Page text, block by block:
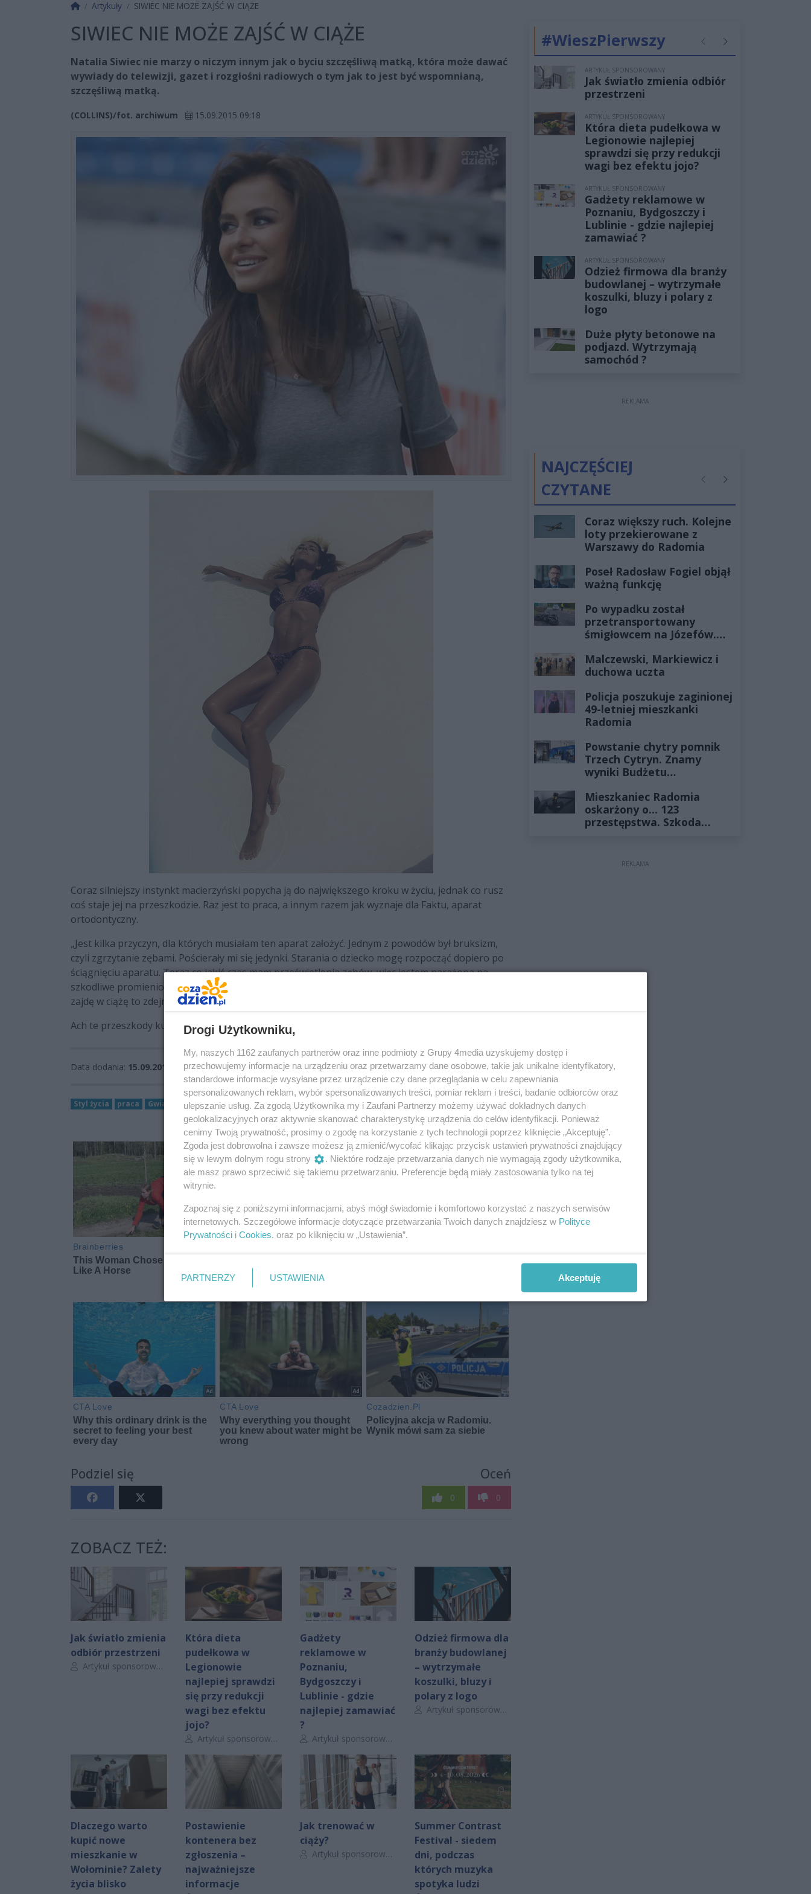
Strona główna
Artykuły SIWIEC NIE MOŻE ZAJŚĆ W CIĄŻE
SIWIEC NIE MOŻE ZAJŚĆ W CIĄŻE
Natalia Siwiec nie marzy o niczym innym jak o byciu szczęśliwą matką, która może dawać
wywiady do telewizji, gazet i rozgłośni radiowych o tym jak to jest być wspomnianą,
szczęśliwą matką.
(COLLINS)/fot. archiwum 15.09.2015 09:18
Coraz silniejszy instynkt macierzyński popycha ją do największego kroku w życiu, jednak co rusz
coś staje jej na przeszkodzie. Raz jest to praca, a innym razem jak wyznaje dla Faktu, aparat
ortodontyczny.
„Jest kilka przyczyn, dla których musiałam ten aparat założyć. Jednym z powodów był bruksizm,
czyli zgrzytanie zębami. Pościerały mi się jedynki. Starania o dziecko mogę rozpocząć dopiero po
ściągnięciu aparatu. Teraz co jakiś czas mam prześwietlenia zębów, więc jestem narażona na
szkodliwe promieniowanie. To mogłoby zaszkodzić dziecku dopiero za 7 miesięcy. Jeśli wcześniej
zajdę w ciążę to zdejmę aparat wcześniej, bo zdrowie dziecka jest najważniejsze”
Ach te przeszkody ku macierzyństwu.
Data dodania: 15.09.2015 09:18
Styl życia praca Gwiazdy macierzyństwo Siwiec natalia ortodontyczny
Podziel się Oceń
0 0
ZOBACZ TEŻ:
Jak światło zmienia
odbiór przestrzeni
Autor artykułu:
Artykuł sponsorowany
Która dieta
pudełkowa w
Legionowie
najlepiej sprawdzi
się przy redukcji
wagi bez efektu
jojo?
Autor artykułu:
Artykuł sponsorowany
Gadżety
reklamowe w
Poznaniu,
Bydgoszczy i
Lublinie - gdzie
najlepiej zamawiać
?
Autor artykułu:
Artykuł sponsorowany
Odzież firmowa dla
branży budowlanej
– wytrzymałe
koszulki, bluzy i
polary z logo
Autor artykułu:
Artykuł sponsorowany
Dlaczego warto
kupić nowe
mieszkanie w
Wołominie? Zalety
życia blisko
Postawienie
kontenera bez
zgłoszenia –
najważniejsze
informacje
Jak trenować w
ciąży?
Autor artykułu:
Artykuł sponsorowany
Summer Contrast
Festival - siedem
dni, podczas
których muzyka
spotyka ludzi
#WieszPierwszy PoprzednieNastępne
ARTYKUŁ SPONSOROWANY
Jak światło zmienia odbiór
przestrzeni
ARTYKUŁ SPONSOROWANY
Która dieta pudełkowa w
Legionowie najlepiej
sprawdzi się przy redukcji
wagi bez efektu jojo?
ARTYKUŁ SPONSOROWANY
Gadżety reklamowe w
Poznaniu, Bydgoszczy i
Lublinie - gdzie najlepiej
zamawiać ?
ARTYKUŁ SPONSOROWANY
Odzież firmowa dla branży
budowlanej – wytrzymałe
koszulki, bluzy i polary z
logo
Duże płyty betonowe na
podjazd. Wytrzymają
samochód ?
REKLAMA
NAJCZĘŚCIEJ
CZYTANE
PoprzednieNastępne
Coraz większy ruch. Kolejne
loty przekierowane z
Warszawy do Radomia
Poseł Radosław Fogiel objął
ważną funkcję
Po wypadku został
przetransportowany
śmigłowcem na Józefów.
żyłach
Malczewski, Markiewicz i
duchowa uczta
Policja poszukuje zaginionej
49-letniej mieszkanki
Radomia
Powstanie chytry pomnik
Trzech Cytryn. Znamy
wyniki Budżetu
Mieszkaniec Radomia
oskarżony o... 123
przestępstwa. Szkoda
REKLAMA
Drogi Użytkowniku,
My, naszych 1162 zaufanych partnerów oraz inne podmioty z Grupy 4media uzyskujemy dostęp i
przechowujemy informacje na urządzeniu oraz przetwarzamy dane osobowe, takie jak unikalne identyfikatory,
standardowe informacje wysyłane przez urządzenie czy dane przeglądania w celu zapewniania
spersonalizowanych reklam, wybór spersonalizowanych treści, pomiar reklam i treści, badanie odbiorców oraz
ulepszanie usług. Za zgodą Użytkownika my i Zaufani Partnerzy możemy używać dokładnych danych
geolokalizacyjnych oraz aktywnie skanować charakterystykę urządzenia do celów identyfikacji. Ponieważ
cenimy Twoją prywatność, prosimy o zgodę na korzystanie z tych technologii poprzez kliknięcie „Akceptuję”.
Zgoda jest dobrowolna i zawsze możesz ją zmienić/wycofać klikając przycisk ustawień prywatności znajdujący
się w lewym dolnym rogu strony
. Niektóre rodzaje przetwarzania danych nie wymagają zgody użytkownika,
ale masz prawo sprzeciwić się takiemu przetwarzaniu. Preferencje będą miały zastosowania tylko na tej
witrynie.
Zapoznaj się z poniższymi informacjami, abyś mógł świadomie i komfortowo korzystać z naszych serwisów
internetowych. Szczegółowe informacje dotyczące przetwarzania Twoich danych znajdziesz w Polityce
Prywatności i Cookies. oraz po kliknięciu w „Ustawienia”.
PARTNERZY USTAWIENIA Akceptuję